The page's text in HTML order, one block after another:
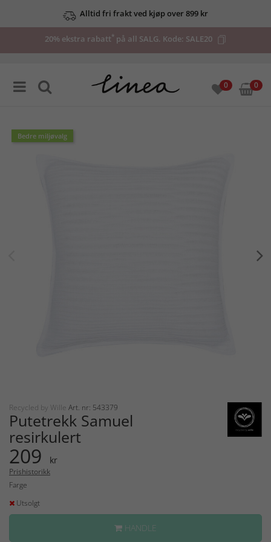
Alltid fri frakt ved kjøp over 899 kr
20% ekstra rabatt* på all SALG. Kode: SALE20
0 0
Bedre miljøvalg
Recycled by Wille Art. nr: 543379
Putetrekk Samuel
resirkulert
209 kr
Prishistorikk
Farge
Utsolgt
HANDLE